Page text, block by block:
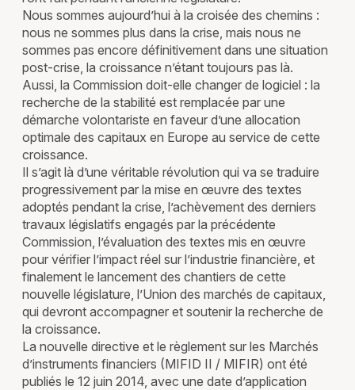
Nous sommes aujourd’hui à la croisée des chemins :
nous ne sommes plus dans la crise, mais nous ne
sommes pas encore définitivement dans une situation
post-crise, la croissance n’étant toujours pas là.
Aussi, la Commission doit-elle changer de logiciel : la
recherche de la stabilité est remplacée par une
démarche volontariste en faveur d’une allocation
optimale des capitaux en Europe au service de cette
croissance.
Il s’agit là d’une véritable révolution qui va se traduire
progressivement par la mise en œuvre des textes
adoptés pendant la crise, l’achèvement des derniers
travaux législatifs engagés par la précédente
Commission, l’évaluation des textes mis en œuvre
pour vérifier l’impact réel sur l’industrie financière, et
finalement le lancement des chantiers de cette
nouvelle législature, l’Union des marchés de capitaux,
qui devront accompagner et soutenir la recherche de
la croissance.
La nouvelle directive et le règlement sur les Marchés
d’instruments financiers (MIFID II / MIFIR) ont été
publiés le 12 juin 2014, avec une date d’application